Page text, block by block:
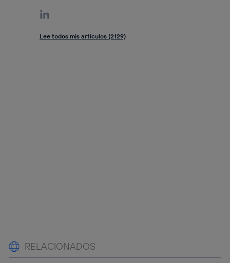
Lee todos mis artículos (2129)
RELACIONADOS